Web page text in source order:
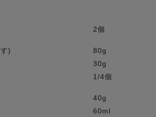
2個
)
80g
30g
1/4個
40g
60ml